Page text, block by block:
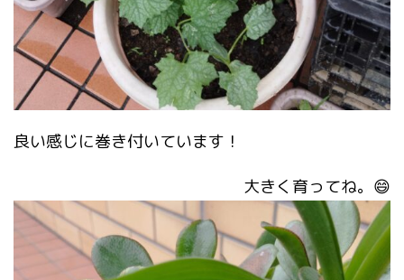
良い感じに巻き付いています！
大きく育ってね。😄